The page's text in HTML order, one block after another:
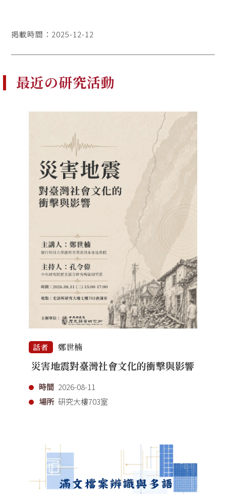
掲載時間：2025-12-12
最近の研究活動
話者 鄭世楠
災害地震對臺灣社會文化的衝擊與影響
時間 2026-08-11
場所 研究大樓703室